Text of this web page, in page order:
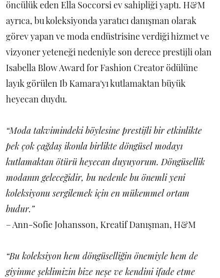
öncülük eden Ella Soccorsi ev sahipliği yaptı. H&M
ayrıca, bu koleksiyonda yaratıcı danışman olarak
görev yapan ve moda endüstrisine verdiği hizmet ve
vizyoner yeteneği nedeniyle son derece prestijli olan
Isabella Blow Award for Fashion Creator ödülüne
layık görülen Ib Kamara'yı kutlamaktan büyük
heyecan duydu.
“Moda takvimindeki böylesine prestijli bir etkinlikte
pek çok çağdaş ikonla birlikte döngüsel modayı
kutlamaktan ötürü heyecan duyuyorum. Döngüsellik
modanın geleceğidir, bu nedenle bu önemli yeni
koleksiyonu sergilemek için en mükemmel ortam
budur.”
– Ann-Sofie Johansson, Kreatif Danışman, H&M
“Bu koleksiyon hem döngüselliğin önemiyle hem de
giyinme şeklimizin bize neşe ve kendini ifade etme